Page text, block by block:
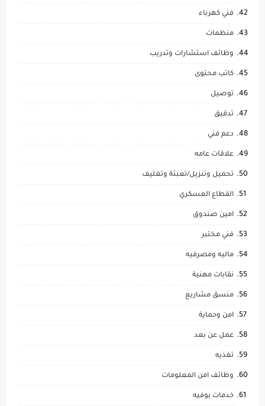
فني كهرباء
منظمات
وظائف استشارات وتدريب
كاتب محتوى
توصيل
تدقيق
دعم فني
علاقات عامه
تحميل وتنزيل/تعبئة وتغليف
القطاع العسكري
امين صندوق
فني مختبر
ماليه ومصرفيه
نقابات مهنية
منسق مشاريع
امن وحماية
عمل عن بعد
تغذيه
وظائف امن المعلومات
خدمات بوفيه